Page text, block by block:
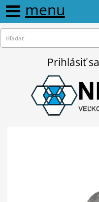
menu
Prihlásiť sa